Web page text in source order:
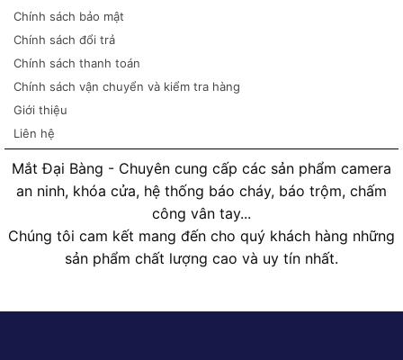
Chính sách bảo mật
Chính sách đổi trả
Chính sách thanh toán
Chính sách vận chuyển và kiểm tra hàng
Giới thiệu
Liên hệ
Mắt Đại Bàng - Chuyên cung cấp các sản phẩm camera
an ninh, khóa cửa, hệ thống báo cháy, báo trộm, chấm
công vân tay...
Chúng tôi cam kết mang đến cho quý khách hàng những
sản phẩm chất lượng cao và uy tín nhất.